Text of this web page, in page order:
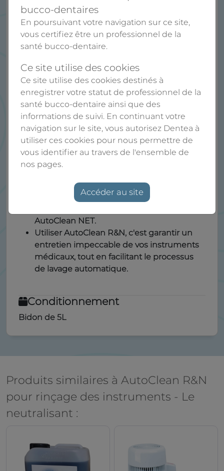
Idéal pour une utilisation dans les cycles
de lavage automatique avec l'AutoClean,
ce produit garantit une neutralisation
complète, protégeant ainsi vos
vie.
Présenté en bidon de 5 litres, AutoClean
R&N offre une solution pratique et
économique pour les établissements de
santé.
Sa formulation avancée permet d'éliminer
efficacement les résidus alcalins,
contribuant à un environnement stérile et
sûr pour les patients et le personnel
Ce produit peut être utilisé en
complément avec le nettoyant
AutoClean NET.
Utiliser AutoClean R&N, c'est garantir un
entretien impeccable de vos instruments
médicaux, tout en facilitant le processus
de lavage automatique.
Conditionnement
Bidon de 5L
Produits similaires à AutoClean R&N
pour rinçage des instruments - Le
neutralisant :
bucco-dentaires
En poursuivant votre navigation sur ce site,
vous certifiez être un professionnel de la
santé bucco-dentaire.
Ce site utilise des cookies
Ce site utilise des cookies destinés à
enregistrer votre statut de professionnel de la
santé bucco-dentaire ainsi que des
informations de suivi. En continuant votre
navigation sur le site, vous autorisez Dentea à
utiliser ces cookies pour nous permettre de
vous identifier au travers de l'ensemble de
nos pages.
Accéder au site